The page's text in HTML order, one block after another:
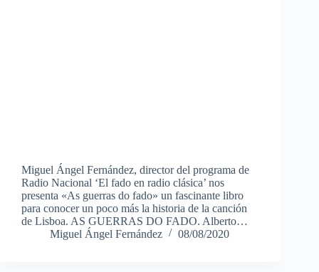
Miguel Ángel Fernández, director del programa de
Radio Nacional ‘El fado en radio clásica’ nos
presenta «As guerras do fado» un fascinante libro
para conocer un poco más la historia de la canción
de Lisboa. AS GUERRAS DO FADO. Alberto…
Miguel Ángel Fernández
08/08/2020